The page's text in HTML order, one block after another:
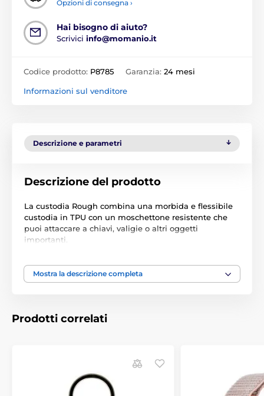
Opzioni di consegna ›
Hai bisogno di aiuto?
Scrivici info@momanio.it
Codice prodotto: P8785 Garanzia: 24 mesi
Informazioni sul venditore
Descrizione e parametri
Descrizione del prodotto
La custodia Rough combina una morbida e flessibile
custodia in TPU con un moschettone resistente che
puoi attaccare a chiavi, valigie o altri oggetti
importanti.
grazie alla costruzione aperta non copre gli
altoparlanti, garantendo l'accesso al segnale completo
Installazione facile - montaggio tramite chiusura a
rotazione.
Confezionato nella confezione originale
Mostra la descrizione completa
Prodotti correlati